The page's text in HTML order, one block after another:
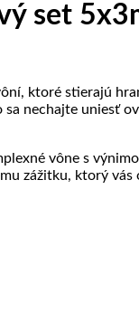
set
ktoré stierajú
nechajte uniesť
vône s
zážitku, ktorý vás